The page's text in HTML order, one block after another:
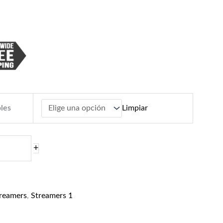
Limpiar
+
, Streamers 1